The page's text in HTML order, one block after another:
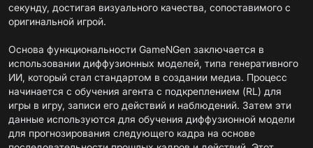
секунду, достигая визуального качества, сопоставимого с
оригинальной игрой.
Основа функциональности GameNGen заключается в
использовании диффузионных моделей, типа генеративного
ИИ, который стал стандартом в создании медиа. Процесс
начинается с обучения агента с подкреплением (RL) для
игры в игру, записи его действий и наблюдений. Затем эти
данные используются для обучения диффузионной модели
для прогнозирования следующего кадра на основе